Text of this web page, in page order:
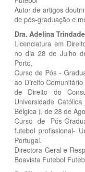
Autor de artigos
de pós-graduação e
Dra. Adelina
Licenciatura em
no dia 28 de Julho
Porto,
Curso de Pós -
ao Direito
de Direito do
Universidade
Bélgica ), de 28 de
Curso de Pós-
futebol profissional-
Portugal.
Directora Geral e
Boavista Futebol